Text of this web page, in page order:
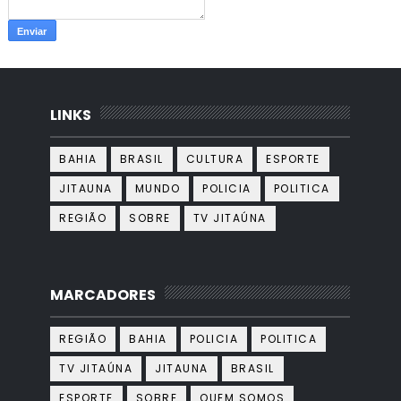
LINKS
BAHIA BRASIL CULTURA
ESPORTE
JITAUNA
MUNDO POLICIA
POLITICA
REGIÃO
SOBRE TV JITAÚNA
MARCADORES
REGIÃO BAHIA POLICIA
POLITICA
TV JITAÚNA
JITAUNA
BRASIL